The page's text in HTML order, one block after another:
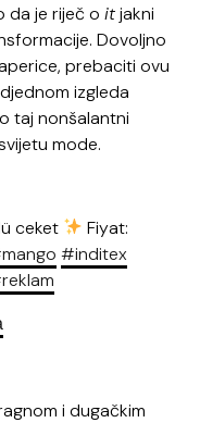
da je riječ oitjakni
Dovoljno
prebaciti ovu
izgleda
taj nonšalantni
mode.
ceket
Fiyat:
#inditex
i dugačkim